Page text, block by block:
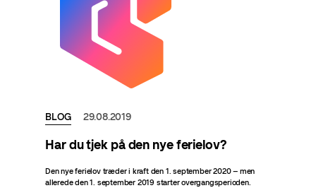
BLOG 29.08.2019
Har du tjek på den nye ferielov?
Den nye ferielov træder i kraft den 1. september 2020 – men
allerede den 1. september 2019 starter overgangsperioden.